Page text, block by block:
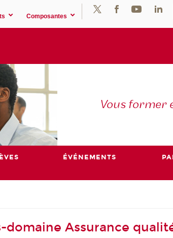
Composantes
Vous former
ÉVÉNEMENTS
domaine Assurance